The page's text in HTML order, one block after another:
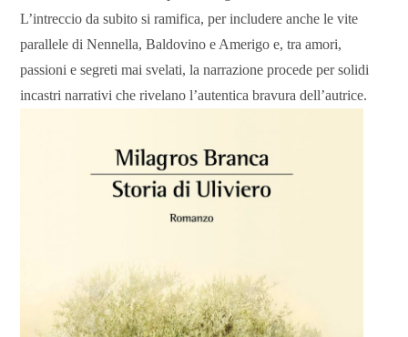
L’intreccio da subito si ramifica, per includere anche le vite
parallele di Nennella, Baldovino e Amerigo e, tra amori,
passioni e segreti mai svelati, la narrazione procede per solidi
incastri narrativi che rivelano l’autentica bravura dell’autrice.